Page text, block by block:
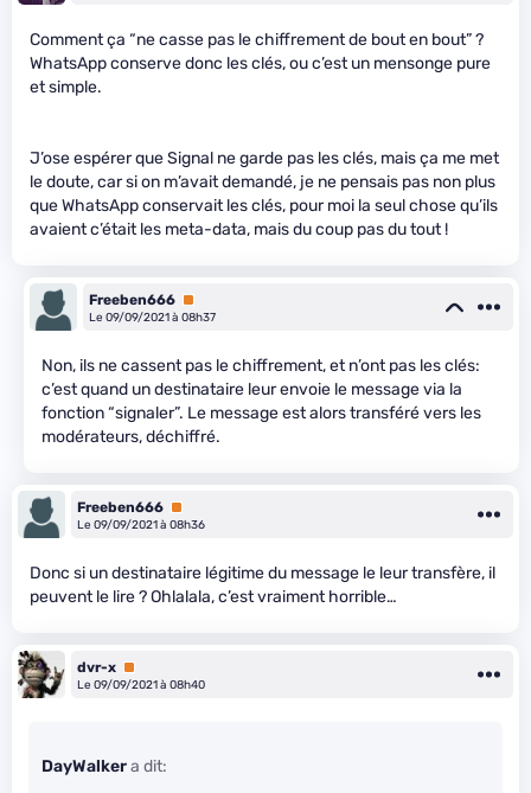
Comment ça “ne casse pas le chiffrement de bout en bout” ?
WhatsApp conserve donc les clés, ou c’est un mensonge pure
et simple.
J’ose espérer que Signal ne garde pas les clés, mais ça me met
le doute, car si on m’avait demandé, je ne pensais pas non plus
que WhatsApp conservait les clés, pour moi la seul chose qu’ils
avaient c’était les meta-data, mais du coup pas du tout !
Freeben666 Premium
Le 09/09/2021 à 08h37
Non, ils ne cassent pas le chiffrement, et n’ont pas les clés:
c’est quand un destinataire leur envoie le message via la
fonction “signaler”. Le message est alors transféré vers les
modérateurs, déchiffré.
Freeben666 Premium
Le 09/09/2021 à 08h36
Donc si un destinataire légitime du message le leur transfère, il
peuvent le lire ? Ohlalala, c’est vraiment horrible…
dvr-x Premium
Le 09/09/2021 à 08h40
DayWalkera dit: